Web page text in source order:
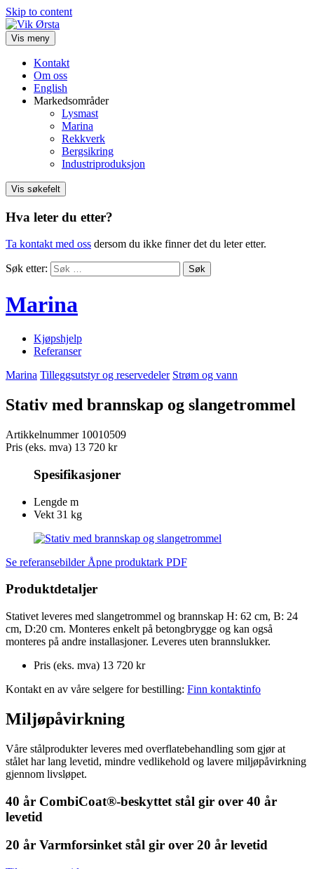
Skip to content
Vis meny
Kontakt
Om oss
English
Markedsområder
Lysmast
Marina
Rekkverk
Bergsikring
Industriproduksjon
Vis søkefelt
Hva leter du etter?
Ta kontakt med oss dersom du ikke finner det du leter etter.
Søk etter:
Marina
Kjøpshjelp
Referanser
Marina Tilleggsutstyr og reservedeler Strøm og vann
Stativ med brannskap og slangetrommel
Artikkelnummer 10010509
Pris (eks. mva) 13 720 kr
Spesifikasjoner
Lengde m
Vekt 31 kg
Se referansebilder Åpne produktark PDF
Produktdetaljer
Stativet leveres med slangetrommel og brannskap H: 62 cm, B: 24
cm, D:20 cm. Monteres enkelt på betongbrygge og kan også
monteres på andre installasjoner. Leveres uten brannslukker.
Pris (eks. mva) 13 720 kr
Kontakt en av våre selgere for bestilling: Finn kontaktinfo
Miljøpåvirkning
Våre stålprodukter leveres med overflatebehandling som gjør at
stålet har lang levetid, mindre vedlikehold og lavere miljøpåvirkning
gjennom livsløpet.
40 år CombiCoat®-beskyttet stål gir over 40 år
levetid
20 år Varmforsinket stål gir over 20 år levetid